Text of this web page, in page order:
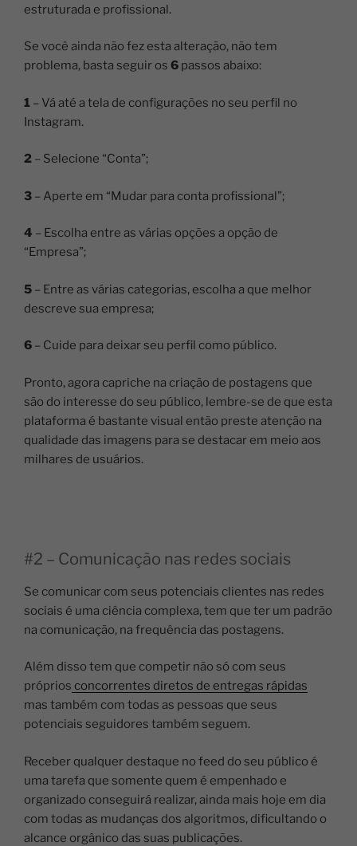
estruturada e profissional.
Se você ainda não fez esta alteração, não tem
problema, basta seguir os 6 passos abaixo:
1 – Vá até a tela de configurações no seu perfil no
Instagram.
2 – Selecione “Conta”;
3 – Aperte em “Mudar para conta profissional”;
4 – Escolha entre as várias opções a opção de
“Empresa”;
5 – Entre as várias categorias, escolha a que melhor
descreve sua empresa;
6 – Cuide para deixar seu perfil como público.
Pronto, agora capriche na criação de postagens que
são do interesse do seu público, lembre-se de que esta
plataforma é bastante visual então preste atenção na
qualidade das imagens para se destacar em meio aos
milhares de usuários.
#2 – Comunicação nas redes sociais
Se comunicar com seus potenciais clientes nas redes
sociais é uma ciência complexa, tem que ter um padrão
na comunicação, na frequência das postagens.
Além disso tem que competir não só com seus
próprios concorrentes diretos de entregas rápidas
mas também com todas as pessoas que seus
potenciais seguidores também seguem.
Receber qualquer destaque no feed do seu público é
uma tarefa que somente quem é empenhado e
organizado conseguirá realizar, ainda mais hoje em dia
com todas as mudanças dos algoritmos, dificultando o
alcance orgânico das suas publicações.